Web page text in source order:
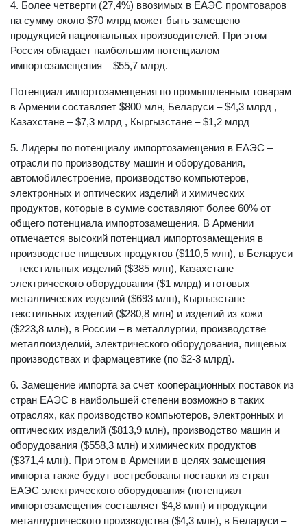
4. Более четверти (27,4%) ввозимых в ЕАЭС промтоваров
на сумму около $70 млрд может быть замещено
продукцией национальных производителей. При этом
Россия обладает наибольшим потенциалом
импортозамещения – $55,7 млрд.
Потенциал импортозамещения по промышленным товарам
в Армении составляет $800 млн, Беларуси – $4,3 млрд ,
Казахстане – $7,3 млрд , Кыргызстане – $1,2 млрд
5. Лидеры по потенциалу импортозамещения в ЕАЭС –
отрасли по производству машин и оборудования,
автомобилестроение, производство компьютеров,
электронных и оптических изделий и химических
продуктов, которые в сумме составляют более 60% от
общего потенциала импортозамещения. В Армении
отмечается высокий потенциал импортозамещения в
производстве пищевых продуктов ($110,5 млн), в Беларуси
– текстильных изделий ($385 млн), Казахстане –
электрического оборудования ($1 млрд) и готовых
металлических изделий ($693 млн), Кыргызстане –
текстильных изделий ($280,8 млн) и изделий из кожи
($223,8 млн), в России – в металлургии, производстве
металлоизделий, электрического оборудования, пищевых
производствах и фармацевтике (по $2‑3 млрд).
6. Замещение импорта за счет кооперационных поставок из
стран ЕАЭС в наибольшей степени возможно в таких
отраслях, как производство компьютеров, электронных и
оптических изделий ($813,9 млн), производство машин и
оборудования ($558,3 млн) и химических продуктов
($371,4 млн). При этом в Армении в целях замещения
импорта также будут востребованы поставки из стран
ЕАЭС электрического оборудования (потенциал
импортозамещения составляет $4,8 млн) и продукции
металлургического производства ($4,3 млн), в Беларуси –